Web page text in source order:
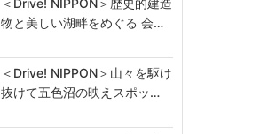
＜Drive! NIPPON＞歴史的建造
物と美しい湖畔をめぐる 会…
＜Drive! NIPPON＞山々を駆け
抜けて五色沼の映えスポッ…